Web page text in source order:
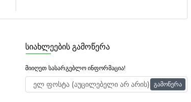
სიახლეების გამოწერა
მიიღეთ სასარგებლო ინფორმაცია!
Გამოწერა